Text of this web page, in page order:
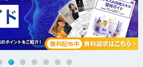
法人向けAIエージェント「OfficeAI社
員」